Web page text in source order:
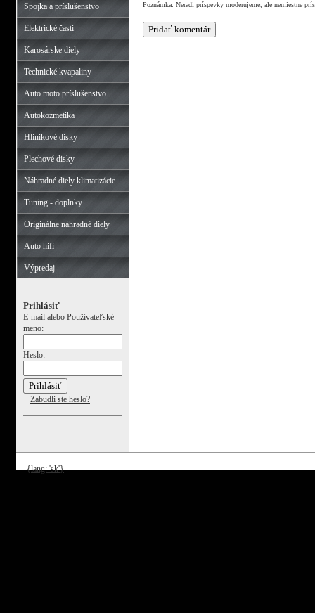
Spojka a príslušenstvo
Elektrické časti
Karosárske diely
Technické kvapaliny
Auto moto príslušenstvo
Autokozmetika
Hlinikové disky
Plechové disky
Náhradné diely klimatizácie
Tuning - doplnky
Originálne náhradné diely
Auto hifi
Výpredaj
Prihlásiť
E-mail alebo Používateľské
meno:
Heslo:
Zabudli ste heslo?
Poznámka: Neradi príspevky moderujeme, ale nemiestne
{lang: 'sk'}